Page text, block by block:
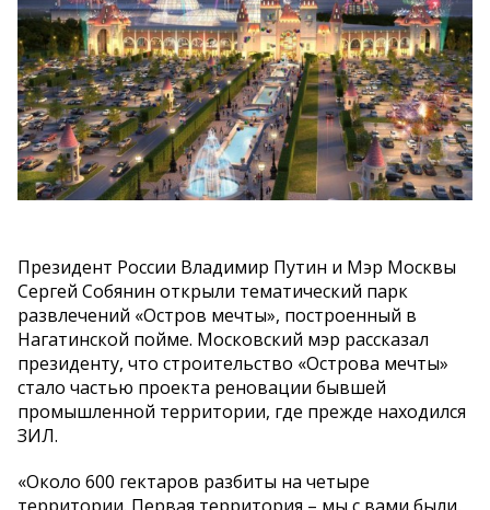
Президент России Владимир Путин и Мэр Москвы
Сергей Собянин открыли тематический парк
развлечений «Остров мечты», построенный в
Нагатинской пойме. Московский мэр рассказал
президенту, что строительство «Острова мечты»
стало частью проекта реновации бывшей
промышленной территории, где прежде находился
ЗИЛ.
«Около 600 гектаров разбиты на четыре